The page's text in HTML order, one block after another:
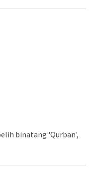
binatang 'Qurban',